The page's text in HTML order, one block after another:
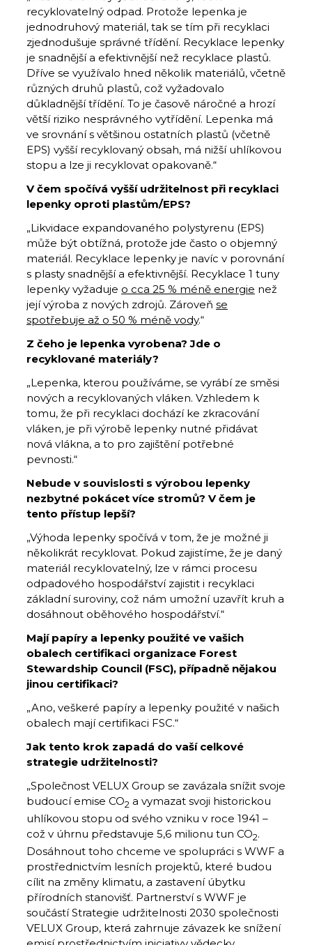
recyklovatelný odpad. Protože lepenka je
jednodruhový materiál, tak se tím při recyklaci
zjednodušuje správné třídění. Recyklace lepenky
je snadnější a efektivnější než recyklace plastů.
Dříve se využívalo hned několik materiálů, včetně
různých druhů plastů, což vyžadovalo
důkladnější třídění. To je časově náročné a hrozí
větší riziko nesprávného vytřídění. Lepenka má
ve srovnání s většinou ostatních plastů (včetně
EPS) vyšší recyklovaný obsah, má nižší uhlíkovou
stopu a lze ji recyklovat opakovaně.“
V čem spočívá vyšší udržitelnost při recyklaci
lepenky oproti plastům/EPS?
„Likvidace expandovaného polystyrenu (EPS)
může být obtížná, protože jde často o objemný
materiál. Recyklace lepenky je navíc v porovnání
s plasty snadnější a efektivnější. Recyklace 1 tuny
lepenky vyžaduje o cca 25 % méně energie než
její výroba z nových zdrojů. Zároveň se
spotřebuje až o 50 % méně vody.“
Z čeho je lepenka vyrobena? Jde o
recyklované materiály?
„Lepenka, kterou používáme, se vyrábí ze směsi
nových a recyklovaných vláken. Vzhledem k
tomu, že při recyklaci dochází ke zkracování
vláken, je při výrobě lepenky nutné přidávat
nová vlákna, a to pro zajištění potřebné
pevnosti.“
Nebude v souvislosti s výrobou lepenky
nezbytné pokácet více stromů? V čem je
tento přístup lepší?
„Výhoda lepenky spočívá v tom, že je možné ji
několikrát recyklovat. Pokud zajistíme, že je daný
materiál recyklovatelný, lze v rámci procesu
odpadového hospodářství zajistit i recyklaci
základní suroviny, což nám umožní uzavřít kruh a
dosáhnout oběhového hospodářství.“
Mají papíry a lepenky použité ve vašich
obalech certifikaci organizace Forest
Stewardship Council (FSC), případně nějakou
jinou certifikaci?
„Ano, veškeré papíry a lepenky použité v našich
obalech mají certifikaci FSC.“
Jak tento krok zapadá do vaší celkové
strategie udržitelnosti?
„Společnost VELUX Group se zavázala snížit svoje
budoucí emise CO2 a vymazat svoji historickou
uhlíkovou stopu od svého vzniku v roce 1941 –
což v úhrnu představuje 5,6 milionu tun CO2.
Dosáhnout toho chceme ve spolupráci s WWF a
prostřednictvím lesních projektů, které budou
cílit na změny klimatu, a zastavení úbytku
přírodních stanovišť. Partnerství s WWF je
součástí Strategie udržitelnosti 2030 společnosti
VELUX Group, která zahrnuje závazek ke snížení